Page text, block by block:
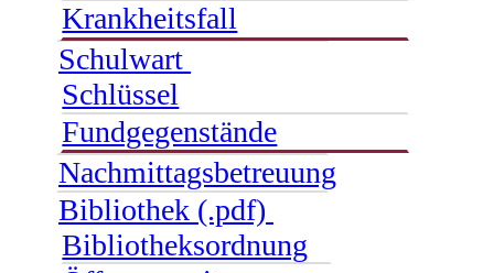
Krankheitsfall
Schulwart
Schlüssel
Fundgegenstände
Nachmittagsbetreuung
Bibliothek (.pdf)
Bibliotheksordnung